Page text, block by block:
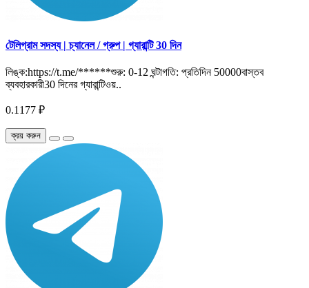
টেলিগ্রাম সদস্য | চ্যানেল / গ্রুপ | গ্যারান্টি 30 দিন
লিঙ্ক:https://t.me/******শুরু: 0-12 ঘন্টাগতি: প্রতিদিন 50000বাস্তব
ব্যবহারকারী30 দিনের গ্যারান্টিওয়..
0.1177 ₽
ক্রয় করুন